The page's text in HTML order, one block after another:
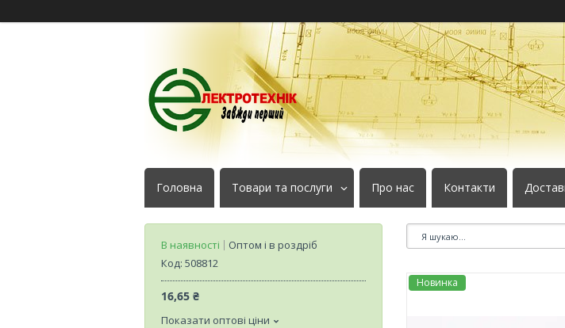
Головна Товари та послуги Про нас Контакти
Новинка
В наявності
Оптом і в роздріб
Код: 508812
16,65 ₴
Показати оптові ціни